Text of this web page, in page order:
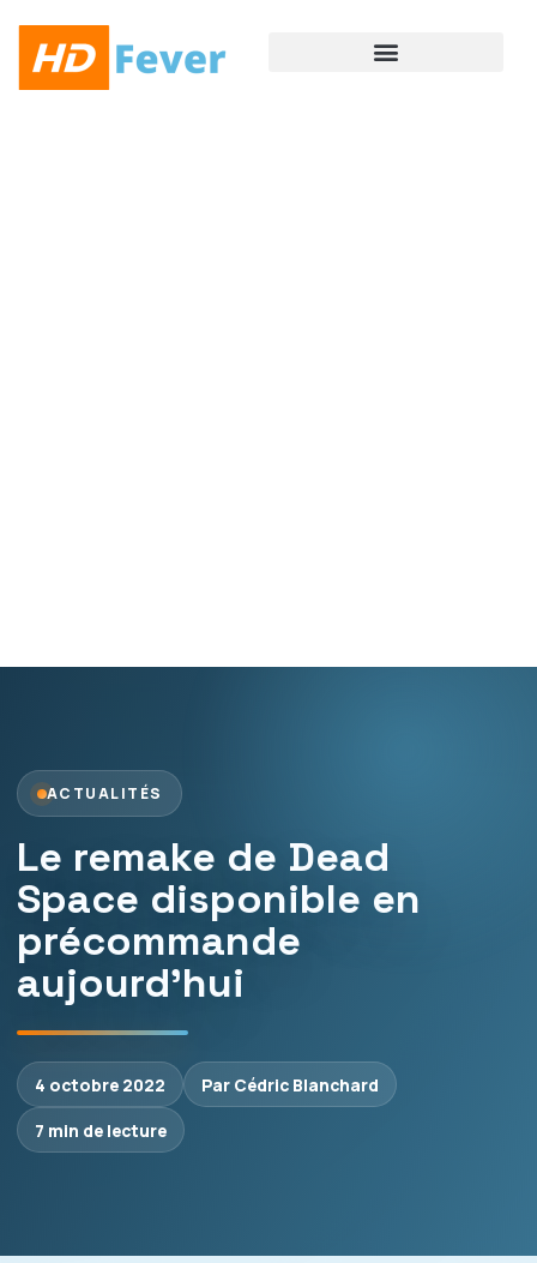
ACTUALITÉS
Le remake de Dead
Space disponible en
précommande
aujourd’hui
4 octobre 2022
Par Cédric Blanchard
7 min de lecture